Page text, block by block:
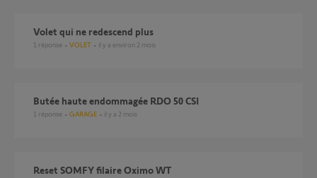
Volet qui ne redescend plus
1 réponse VOLET il y a environ 2 mois
Butée haute endommagée RDO 50 CSI
1 réponse GARAGE il y a 2 mois
Reset SOMFY filaire Oximo WT